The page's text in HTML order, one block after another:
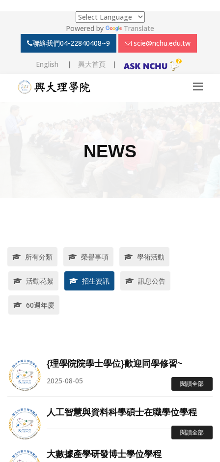
Powered by
Translate
聯絡我們04-22840408~9 scie@nchu.edu.tw
English | 興大首頁|
NEWS
所有分類 榮譽事項 學術活動
活動花絮 招生資訊 訊息公告
60週年慶
{理學院院學士學位}歡迎同學修習~
2025-08-05 閱讀全部
人工智慧與資料科學碩士在職學位學程
閱讀全部
大數據產學研發博士學位學程